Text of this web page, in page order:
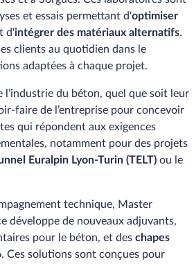
et essais permettant d'optimiser
d'intégrer des matériaux alternatifs.
clients au quotidien dans le
adaptées à chaque projet.
l’industrie du béton, quel que soit leur
faire de l’entreprise pour concevoir
qui répondent aux exigences
notamment pour des projets
Euralpin Lyon-Turin (TELT) ou le
technique, Master
développe de nouveaux adjuvants,
pour le béton, et des chapes
. Ces solutions sont conçues pour